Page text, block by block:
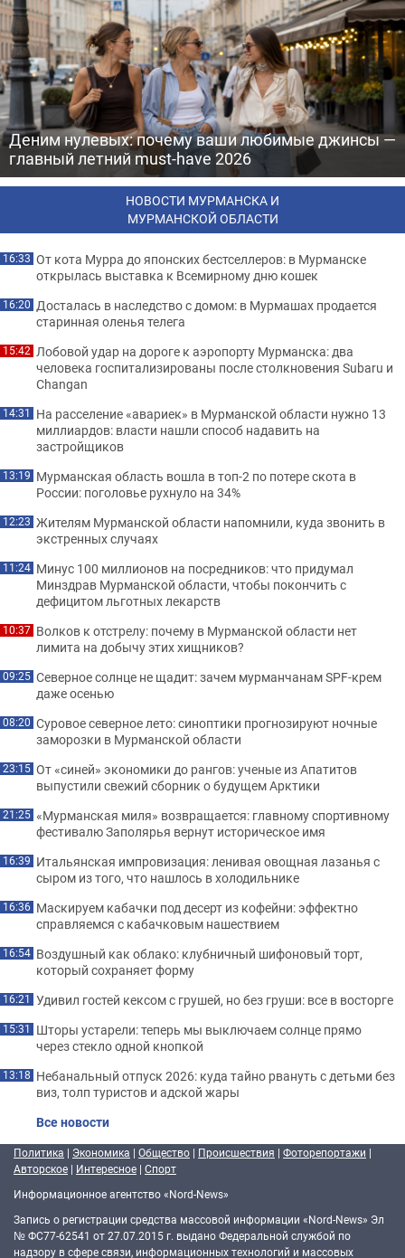
Деним нулевых: почему ваши любимые джинсы —
главный летний must-have 2026
НОВОСТИ МУРМАНСКА И
МУРМАНСКОЙ ОБЛАСТИ
16:33 От кота Мурра до японских бестселлеров: в Мурманске
открылась выставка к Всемирному дню кошек
16:20 Досталась в наследство с домом: в Мурмашах продается
старинная оленья телега
15:42 Лобовой удар на дороге к аэропорту Мурманска: два
человека госпитализированы после столкновения Subaru и
Changan
14:31 На расселение «авариек» в Мурманской области нужно 13
миллиардов: власти нашли способ надавить на
застройщиков
13:19 Мурманская область вошла в топ-2 по потере скота в
России: поголовье рухнуло на 34%
12:23 Жителям Мурманской области напомнили, куда звонить в
экстренных случаях
11:24 Минус 100 миллионов на посредников: что придумал
Минздрав Мурманской области, чтобы покончить с
дефицитом льготных лекарств
10:37 Волков к отстрелу: почему в Мурманской области нет
лимита на добычу этих хищников?
09:25 Северное солнце не щадит: зачем мурманчанам SPF-крем
даже осенью
08:20 Суровое северное лето: синоптики прогнозируют ночные
заморозки в Мурманской области
23:15 От «синей» экономики до рангов: ученые из Апатитов
выпустили свежий сборник о будущем Арктики
21:25 «Мурманская миля» возвращается: главному спортивному
фестивалю Заполярья вернут историческое имя
16:39 Итальянская импровизация: ленивая овощная лазанья с
сыром из того, что нашлось в холодильнике
16:36 Маскируем кабачки под десерт из кофейни: эффектно
справляемся с кабачковым нашествием
16:54 Воздушный как облако: клубничный шифоновый торт,
который сохраняет форму
16:21 Удивил гостей кексом с грушей, но без груши: все в восторге
15:31 Шторы устарели: теперь мы выключаем солнце прямо
через стекло одной кнопкой
13:18 Небанальный отпуск 2026: куда тайно рвануть с детьми без
виз, толп туристов и адской жары
Все новости
Политика | Экономика | Общество | Происшествия | Фоторепортажи |
Авторское | Интересное | Спорт
Информационное агентство «Nord-News»
Запись о регистрации средства массовой информации «Nord-News» Эл
№ ФС77-62541 от 27.07.2015 г. выдано Федеральной службой по
надзору в сфере связи, информационных технологий и массовых